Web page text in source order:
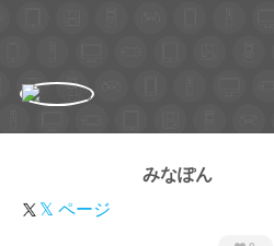
みなぽん
𝕏 ページ